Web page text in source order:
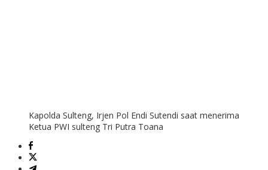
Kapolda Sulteng, Irjen Pol Endi Sutendi saat menerima
Ketua PWI sulteng Tri Putra Toana